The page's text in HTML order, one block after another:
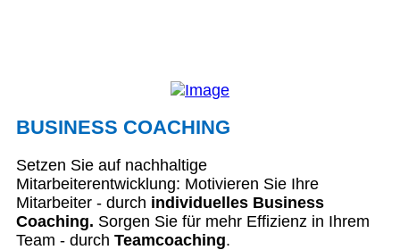
BUSINESS COACHING
Setzen Sie auf nachhaltige
Mitarbeiterentwicklung: Motivieren Sie Ihre
Mitarbeiter - durch individuelles Business
Coaching. Sorgen Sie für mehr Effizienz in Ihrem
Team - durch Teamcoaching.